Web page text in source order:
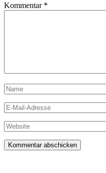
Kommentar *
Name
E-
Mail-
Adresse
Website